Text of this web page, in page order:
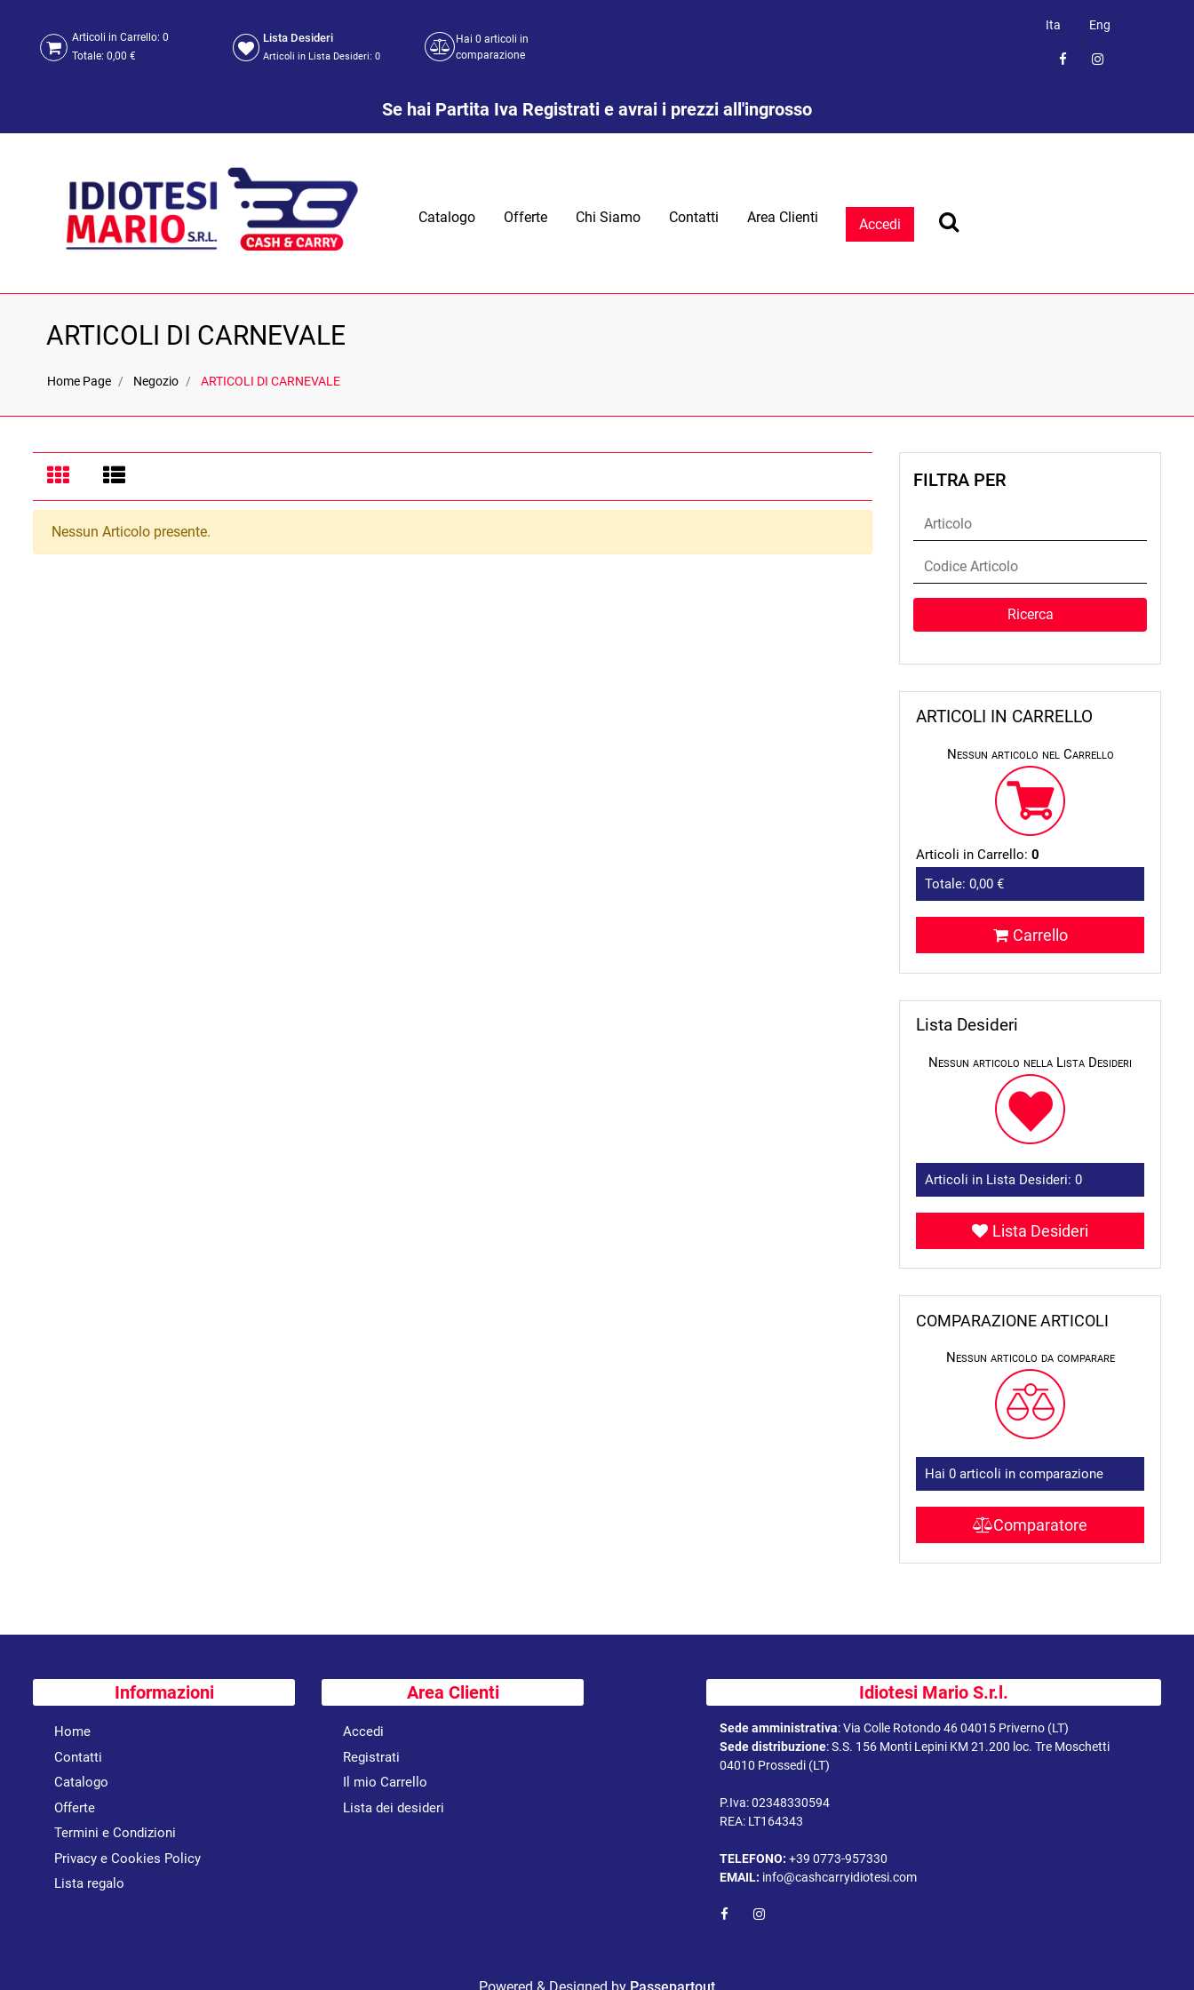
Articoli in Carrello: 0
Totale: 0,00 €
Lista Desideri
Articoli in Lista Desideri: 0
Hai0 articoli in
comparazione
Ita Eng
Se hai Partita Iva Registrati e avrai i prezzi all'ingrosso
Catalogo Offerte Chi Siamo Contatti Area Clienti Accedi
ARTICOLI DI CARNEVALE
Home Page Negozio ARTICOLI DI CARNEVALE
FILTRA PER
ARTICOLI IN CARRELLO
Nessun articolo nel Carrello
Articoli in Carrello: 0
Totale: 0,00 €
Carrello
Lista Desideri
Nessun articolo nella Lista Desideri
Articoli in Lista Desideri: 0
Lista Desideri
COMPARAZIONE ARTICOLI
Nessun articolo da comparare
Hai 0 articoli in comparazione
Comparatore
Nessun Articolo presente.
Informazioni
Home
Contatti
Catalogo
Offerte
Termini e Condizioni
Privacy e Cookies Policy
Lista regalo
Area Clienti
Accedi
Registrati
Il mio Carrello
Lista dei desideri
Idiotesi Mario S.r.l.
Sede amministrativa:Via Colle Rotondo 46 04015 Priverno (LT)
Sede distribuzione:S.S. 156 Monti Lepini KM 21.200 loc. Tre Moschetti
04010 Prossedi (LT)
P.Iva: 02348330594
REA: LT164343
TELEFONO:+39 0773-957330
EMAIL: info@cashcarryidiotesi.com